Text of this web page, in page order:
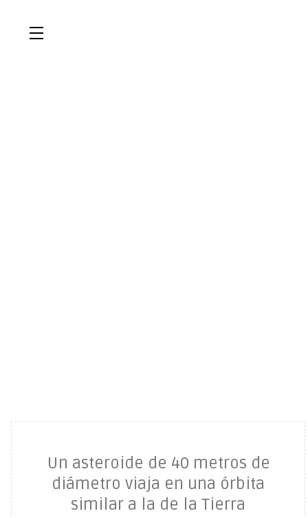
Un asteroide de 40 metros de
diámetro viaja en una órbita
similar a la de la Tierra